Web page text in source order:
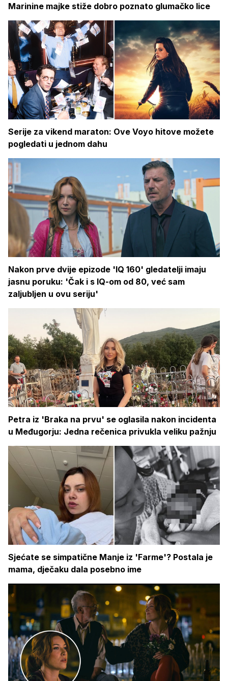
Marinine majke stiže dobro poznato glumačko lice
Serije za vikend maraton: Ove Voyo hitove možete
pogledati u jednom dahu
Nakon prve dvije epizode 'IQ 160' gledatelji imaju
jasnu poruku: 'Čak i s IQ-om od 80, već sam
zaljubljen u ovu seriju'
Petra iz 'Braka na prvu' se oglasila nakon incidenta
u Međugorju: Jedna rečenica privukla veliku pažnju
Sjećate se simpatične Manje iz 'Farme'? Postala je
mama, dječaku dala posebno ime